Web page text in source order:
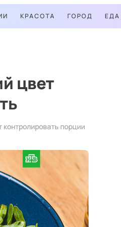
КРАСОТА ГОРОД ЕДА
цвет
порции